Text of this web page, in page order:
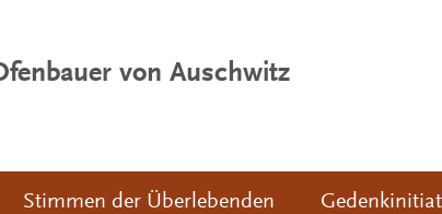
von Auschwitz
Stimmen der Überlebenden